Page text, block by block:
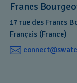
Francs
17 rue des Francs
Français (France)